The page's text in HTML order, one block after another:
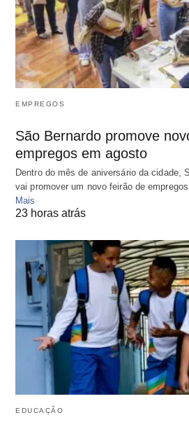
EMPREGOS
São Bernardo promove
empregos em agosto
Dentro do mês de aniversário da cidade,
vai promover um novo feirão de
Mais
23 horas atrás
EDUCAÇÃO